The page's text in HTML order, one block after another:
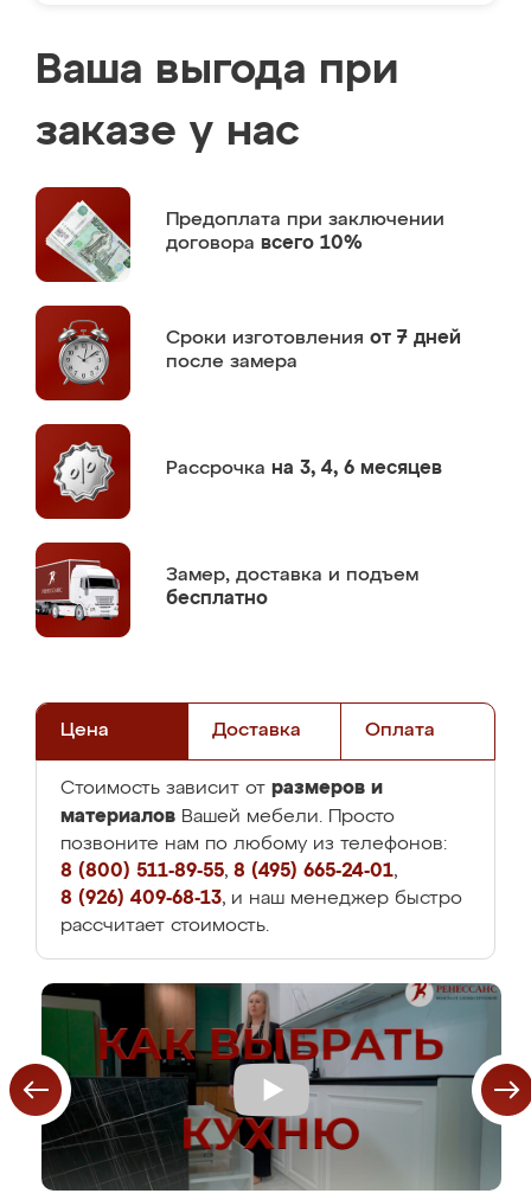
Ваша выгода при
заказе у нас
Предоплата при заключении
договора всего 10%
Сроки изготовления от 7 дней
после замера
Рассрочка на 3, 4, 6 месяцев
Замер, доставка и подъем
бесплатно
Цена Доставка Оплата
Стоимость зависит от размеров и
материалов Вашей мебели. Просто
позвоните нам по любому из телефонов:
8 (800) 511-89-55, 8 (495) 665-24-01,
8 (926) 409-68-13, и наш менеджер быстро
рассчитает стоимость.